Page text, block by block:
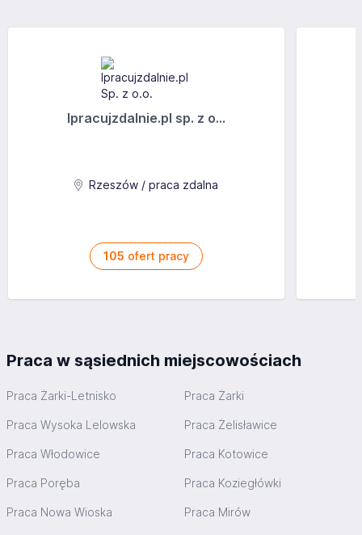
Ipracujzdalnie.pl sp. z o...
Rzeszów / praca zdalna
105 ofert pracy
Praca w sąsiednich miejscowościach
Praca Żarki-Letnisko Praca Żarki
Praca Wysoka Lelowska Praca Żelisławice
Praca Włodowice Praca Kotowice
Praca Poręba Praca Koziegłówki
Praca Nowa Wioska Praca Mirów